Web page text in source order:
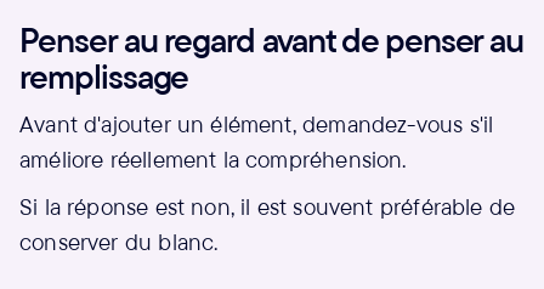
Penser au regard avant de penser au
remplissage
Avant d'ajouter un élément, demandez-vous s'il
améliore réellement la compréhension.
Si la réponse est non, il est souvent préférable de
conserver du blanc.